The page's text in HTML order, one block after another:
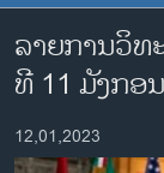
ຫາ
ຊອກ
ການເລືອກຕັ້ງ ປ
ຂ່າວ​ຈີນ
ເອເຊຍ
ລາຍການ​ວິ​ທ
ທີ 11 ມັງ​ກອ
12,01,2023